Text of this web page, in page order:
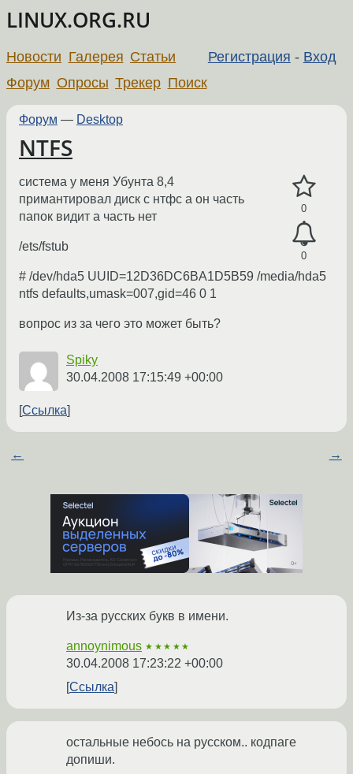
LINUX.ORG.RU
Регистрация - Вход
Новости Галерея Статьи
Форум Опросы Трекер Поиск
Форум — Desktop
NTFS
0
0
система у меня Убунта 8,4
примантировал диск с нтфс а он часть
папок видит а часть нет
/ets/fstub
# /dev/hda5 UUID=12D36DC6BA1D5B59 /media/hda5
ntfs defaults,umask=007,gid=46 0 1
вопрос из за чего это может быть?
Spiky
30.04.2008 17:15:49 +00:00
Ссылка
← →
Из-за русских букв в имени.
annoynimous ★★★★★
30.04.2008 17:23:22 +00:00
Ссылка
остальные небось на русском.. кодпаге
допиши.